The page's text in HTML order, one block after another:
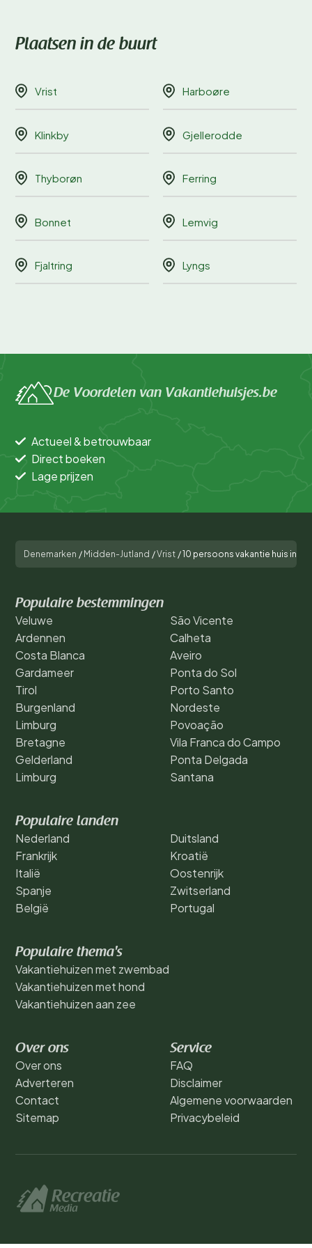
Plaatsen in de buurt
Vrist Harboøre
Klinkby Gjellerodde
Thyborøn Ferring
Bonnet Lemvig
Fjaltring Lyngs
De Voordelen van Vakantiehuisjes.be
Actueel & betrouwbaar
Direct boeken
Lage prijzen
Denemarken / Midden-Jutland /Vrist /10 persoons vakantie huis in
Populaire bestemmingen
Veluwe
Ardennen
Costa Blanca
Gardameer
Tirol
Burgenland
Limburg
Bretagne
Gelderland
Limburg
São Vicente
Calheta
Aveiro
Ponta do Sol
Porto Santo
Nordeste
Povoação
Vila Franca do Campo
Ponta Delgada
Santana
Populaire landen
Nederland
Frankrijk
Italië
Spanje
België
Duitsland
Kroatië
Oostenrijk
Zwitserland
Portugal
Populaire thema's
Vakantiehuizen met zwembad
Vakantiehuizen met hond
Vakantiehuizen aan zee
Over ons
Over ons
Adverteren
Contact
Sitemap
Service
FAQ
Disclaimer
Algemene voorwaarden
Privacybeleid